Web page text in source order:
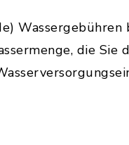
Wassergebühren
die Sie